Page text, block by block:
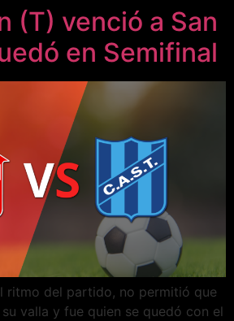
(T) venció a San
en Semifinal
ritmo del partido, no permitió que
valla y fue quien se quedó con el